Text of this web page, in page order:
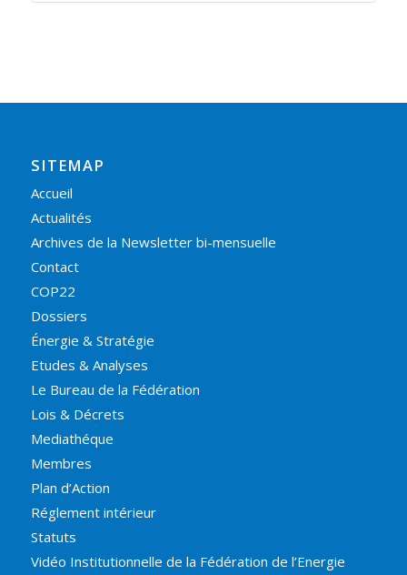
SITEMAP
Accueil
Actualités
Archives de la Newsletter bi-mensuelle
Contact
COP22
Dossiers
Énergie & Stratégie
Etudes & Analyses
Le Bureau de la Fédération
Lois & Décrets
Mediathéque
Membres
Plan d’Action
Réglement intérieur
Statuts
Vidéo Institutionnelle de la Fédération de l’Energie